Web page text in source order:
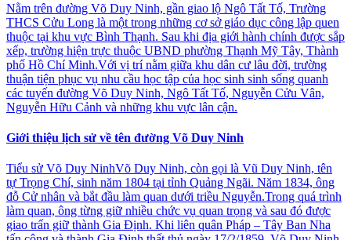
Nằm trên đường Võ Duy Ninh, gần giao lộ Ngô Tất Tố, Trường
THCS Cửu Long là một trong những cơ sở giáo dục công lập quen
thuộc tại khu vực Bình Thạnh. Sau khi địa giới hành chính được sắp
xếp, trường hiện trực thuộc UBND phường Thạnh Mỹ Tây, Thành
phố Hồ Chí Minh.Với vị trí nằm giữa khu dân cư lâu đời, trường
thuận tiện phục vụ nhu cầu học tập của học sinh sinh sống quanh
các tuyến đường Võ Duy Ninh, Ngô Tất Tố, Nguyễn Cửu Vân,
Nguyễn Hữu Cảnh và những khu vực lân cận.
Giới thiệu lịch sử về tên đường Võ Duy Ninh
Tiểu sử Võ Duy NinhVõ Duy Ninh, còn gọi là Vũ Duy Ninh, tên
tự Trọng Chí, sinh năm 1804 tại tỉnh Quảng Ngãi. Năm 1834, ông
đỗ Cử nhân và bắt đầu làm quan dưới triều Nguyễn.Trong quá trình
làm quan, ông từng giữ nhiều chức vụ quan trọng và sau đó được
giao trấn giữ thành Gia Định. Khi liên quân Pháp – Tây Ban Nha